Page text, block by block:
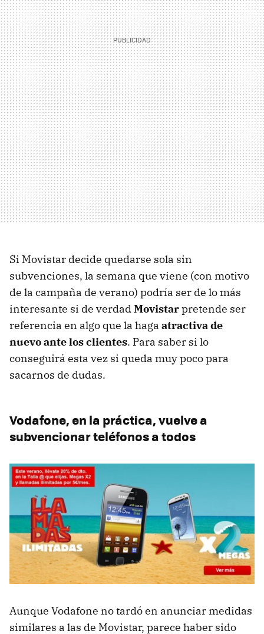
Si Movistar decide quedarse sola sin
subvenciones, la semana que viene (con motivo
de la campaña de verano) podría ser de lo más
interesante si de verdadMovistarpretende ser
referencia en algo que la haga atractiva de
nuevo ante los clientes. Para saber si lo
conseguirá esta vez si queda muy poco para
sacarnos de dudas.
Vodafone, en la práctica, vuelve a
subvencionar teléfonos a todos
Aunque Vodafone no tardó en anunciar medidas
similares a las de Movistar, parece haber sido